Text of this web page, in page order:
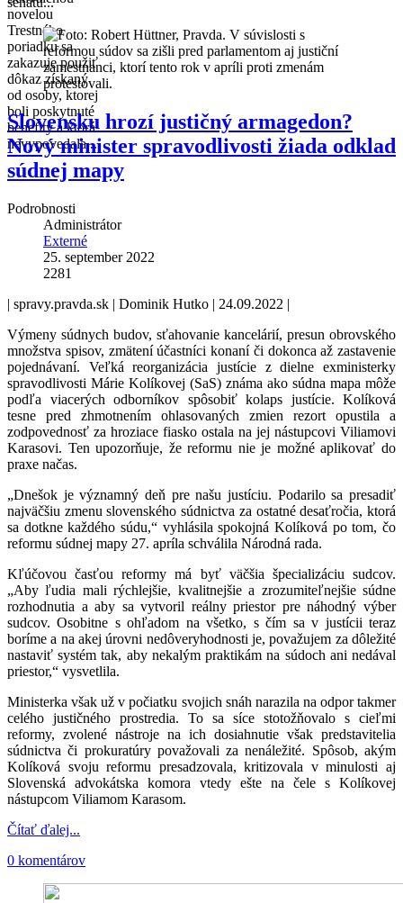
novelou
Trestného
poriadku sa
zakazuje použiť
dôkaz získaný
od osoby, ktorej
boli poskytnuté
benefity a ktorá
nevypovedala...
Slovensku hrozí justičný armagedon?
Nový minister spravodlivosti žiada odklad
súdnej mapy
Podrobnosti
Administrátor
Externé
25. september 2022
2281
| spravy.pravda.sk | Dominik Hutko | 24.09.2022 |
Výmeny súdnych budov, sťahovanie kancelárií, presun obrovského
množstva spisov, zmätení účastníci konaní či dokonca až zastavenie
pojednávaní. Veľká reorganizácia justície z dielne exministerky
spravodlivosti Márie Kolíkovej (SaS) známa ako súdna mapa môže
podľa viacerých odborníkov spôsobiť kolaps justície. Kolíková
tesne pred zhmotnením ohlasovaných zmien rezort opustila a
zodpovednosť za hroziace fiasko ostala na jej nástupcovi Viliamovi
Karasovi. Ten upozorňuje, že reformu nie je možné aplikovať do
praxe načas.
„Dnešok je významný deň pre našu justíciu. Podarilo sa presadiť
najväčšiu zmenu slovenského súdnictva za ostatné desaťročia, ktorá
sa dotkne každého súdu,“ vyhlásila spokojná Kolíková po tom, čo
reformu súdnej mapy 27. apríla schválila Národná rada.
Kľúčovou časťou reformy má byť väčšia špecializáciu sudcov.
„Aby ľudia mali rýchlejšie, kvalitnejšie a zrozumiteľnejšie súdne
rozhodnutia a aby sa vytvoril reálny priestor pre náhodný výber
sudcov. Osobitne s ohľadom na všetko, s čím sa v justícii teraz
boríme a na akej úrovni nedôveryhodnosti je, považujem za dôležité
nastaviť systém tak, aby nekalým praktikám na súdoch ani nedával
priestor,“ vysvetlila.
Ministerka však už v počiatku svojich snáh narazila na odpor takmer
celého justičného prostredia. To sa síce stotožňovalo s cieľmi
reformy, zvolené nástroje na ich dosiahnutie však predstavitelia
súdnictva či prokuratúry považovali za nenáležité. Spôsob, akým
Kolíková svoju reformu presadzovala, kritizovala v minulosti aj
Slovenská advokátska komora vtedy ešte na čele s Kolíkovej
nástupcom Viliamom Karasom.
Čítať ďalej...
0 komentárov